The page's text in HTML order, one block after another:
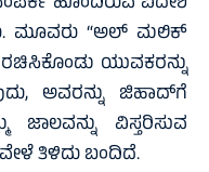
ಮೂವರು “ಅಲ್ ಮಲಿಕ್
ಯುವಕರನ್ನು
ಅವರನ್ನು ಜಿಹಾದ್‌ಗೆ
ಜಾಲವನ್ನು ವಿಸ್ತರಿಸುವ
ತಿಳಿದು ಬಂದಿದೆ.